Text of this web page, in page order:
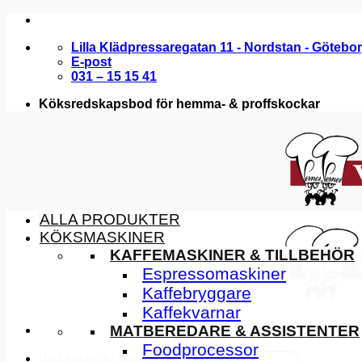
Skip
content
Lilla Klädpressaregatan 11 - Nordstan -
E-post
031 – 15 15 41
Köksredskapsbod för hemma- & proffskockar
Vad söker du idag?
ALLA PRODUKTER
KÖKSMASKINER
KAFFEMASKINER & TILLBEHÖR
Espressomaskiner
Kaffebryggare
Kaffekvarnar
MATBEREDARE & ASSISTENTER
Foodprocessor